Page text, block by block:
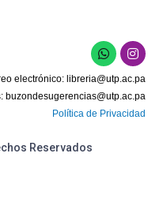
W
h
a
t
s
a
p
I
n
s
t
a
g
r
electrónico: libreria@utp.ac.pa
buzondesugerencias@utp.ac.pa
Política de Privacidad
Reservados